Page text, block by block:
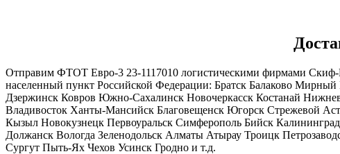
Отправим ФТОТ Евро-3 23-1117010 логистическими фирмами
населенный пункт Российской Федерации: Братск Балаково
Дзержинск Ковров Южно-Сахалинск Новочеркасск Костанай
Владивосток Ханты-Мансийск Благовещенск Югорск Стрежевой
Кызыл Новокузнецк Первоуральск Симферополь Бийск
Должанск Вологда Зеленодольск Алматы Атырау Троицк
Сургут Пыть-Ях Чехов Усинск Гродно и т.д.